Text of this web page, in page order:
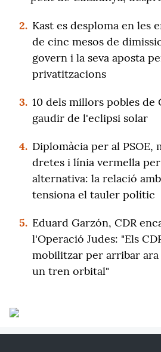
2. Kast es desploma en les
de cinc mesos de
govern i la seva aposta
privatitzacions
3. 10 dels millors pobles de
gaudir de l'eclipsi solar
4. Diplomàcia per al PSOE,
dretes i línia vermella
alternativa: la relació
tensiona el tauler polític
5. Eduard Garzón, CDR
l'Operació Judes: "Els
mobilitzar per arribar
un tren orbital"